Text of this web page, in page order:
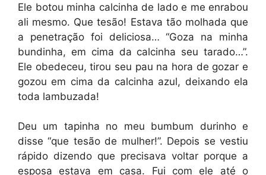
Ele botou minha calcinha de lado e me enrabou
ali mesmo. Que tesão! Estava tão molhada que
a penetração foi deliciosa… “Goza na minha
bundinha, em cima da calcinha seu tarado…”.
Ele obedeceu, tirou seu pau na hora de gozar e
gozou em cima da calcinha azul, deixando ela
toda lambuzada!
Deu um tapinha no meu bumbum durinho e
disse “que tesão de mulher!”. Depois se vestiu
rápido dizendo que precisava voltar porque a
esposa estava em casa. Fui com ele até o